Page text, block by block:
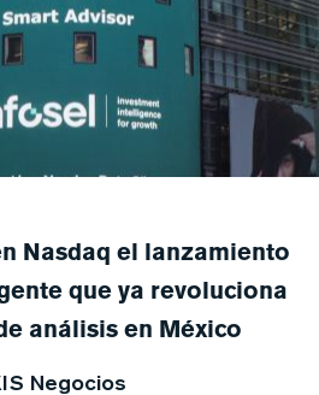
Nasdaq el lanzamiento
que ya revoluciona
análisis en México
Negocios